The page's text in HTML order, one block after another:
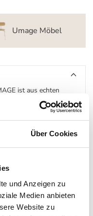
Über Cookies
und Anzeigen zu
Medien anbieten
Website zu
Umage Möbel
ist aus echten
und indirektes Licht
UMAGE einfach zu
UMAGE empfiehlt,